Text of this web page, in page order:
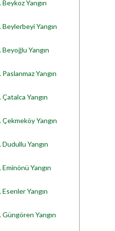
Yangın
Yangın
Yangın
Yangın
Yangın
Yangın
Yangın
Yangın
Yangın
Yangın